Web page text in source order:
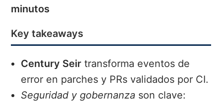
minutos
Key takeaways
Century Seir transforma eventos de
error en parches y PRs validados por CI.
Seguridad y gobernanza son clave: